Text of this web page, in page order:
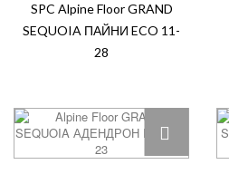
SPC Alpine Floor GRAND
SEQUOIA ПАЙНИ ECO 11-
28